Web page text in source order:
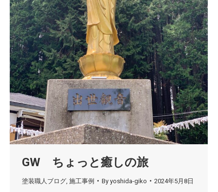
GW ちょっと癒しの旅
塗装職人ブログ 施工事例 By yoshida-giko 2024年5月8日